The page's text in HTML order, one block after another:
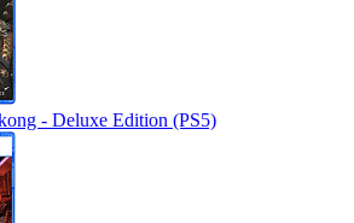
- Deluxe Edition (PS5)